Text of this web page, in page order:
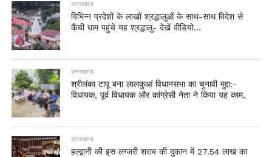
उत्तराखण्ड
विभिन्न प्रदेशों के लाखों श्रद्धालुओं के साथ-साथ विदेश से
कैंची धाम पहुंचे यह श्रद्धालु- देखें वीडियो…
उत्तराखण्ड
श्रीलंका टापू बना लालकुआं विधानसभा का चुनावी मुद्दा:-
विधायक, पूर्व विधायक और कांग्रेसी नेता ने किया यह काम,
उत्तराखण्ड
हल्द्वानी की इस लग्जरी शराब की दुकान में 27.54 लाख का